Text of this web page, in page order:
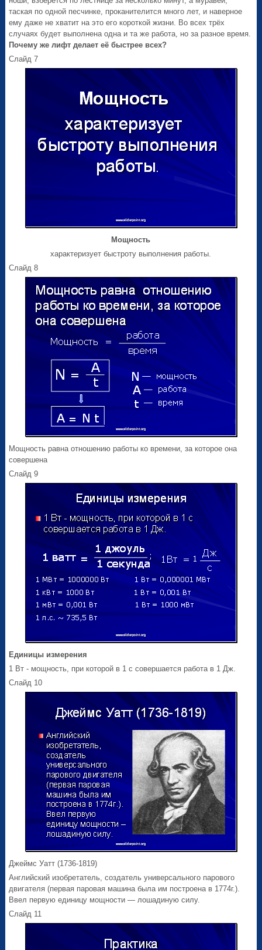
таская по одной песчинке, проканителится много лет, и наверное
ему даже не хватит на это его короткой жизни. Во всех трёх
случаях будет выполнена одна и та же работа, но за разное время.
Почему же лифт делает её быстрее всех?
Слайд 7
Мощность
характеризует быстроту выполнения работы.
Слайд 8
Мощность равна отношению работы ко времени, за которое она
совершена
Слайд 9
Единицы измерения
1 Вт - мощность, при которой в 1 с совершается работа в 1 Дж.
Слайд 10
Джеймс Уатт (1736-1819)
Английский изобретатель, создатель универсального парового
двигателя (первая паровая машина была им построена в 1774г.).
Ввел первую единицу мощности — лошадиную силу.
Слайд 11